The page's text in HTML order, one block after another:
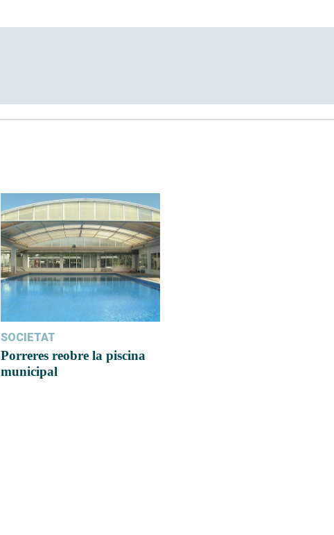
SOCIETAT
Porreres reobre la piscina
municipal